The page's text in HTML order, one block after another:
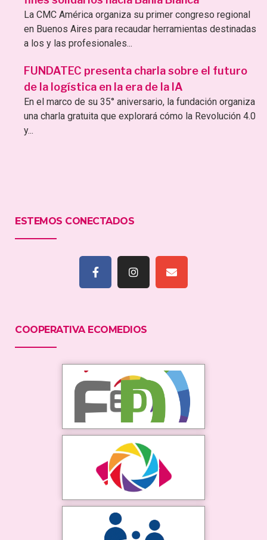
La CMC América organiza su primer congreso regional
en Buenos Aires para recaudar herramientas destinadas
a los y las profesionales...
FUNDATEC presenta charla sobre el futuro
de la logística en la era de la IA
En el marco de su 35° aniversario, la fundación organiza
una charla gratuita que explorará cómo la Revolución 4.0
y...
ESTEMOS CONECTADOS
COOPERATIVA ECOMEDIOS